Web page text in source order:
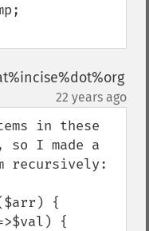
22 years ago
in these
so I made a
recursively:
{